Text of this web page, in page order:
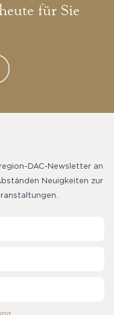
für Sie
DAC-Newsletter an
Neuigkeiten zur